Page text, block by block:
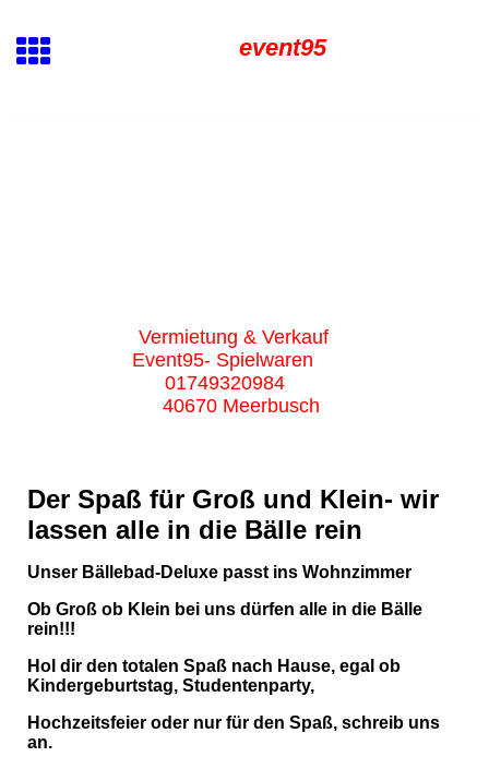
event95
Vermietung & Verkauf
Event95- Spielwaren
01749320984
40670 Meerbusch
Der Spaß für Groß und Klein- wir
lassen alle in die Bälle rein
Unser Bällebad-Deluxe passt ins Wohnzimmer
Ob Groß ob Klein bei uns dürfen alle in die Bälle
rein!!!
Hol dir den totalen Spaß nach Hause, egal ob
Kindergeburtstag, Studentenparty,
Hochzeitsfeier oder nur für den Spaß, schreib uns
an.